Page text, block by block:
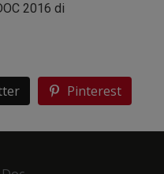
2016 di
Pinterest